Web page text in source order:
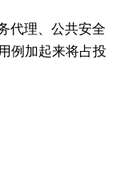
代理、公共安全
例加起来将占投